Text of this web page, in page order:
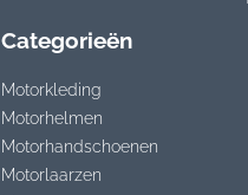
Categorieën
Motorkleding
Motorhelmen
Motorhandschoenen
Motorlaarzen